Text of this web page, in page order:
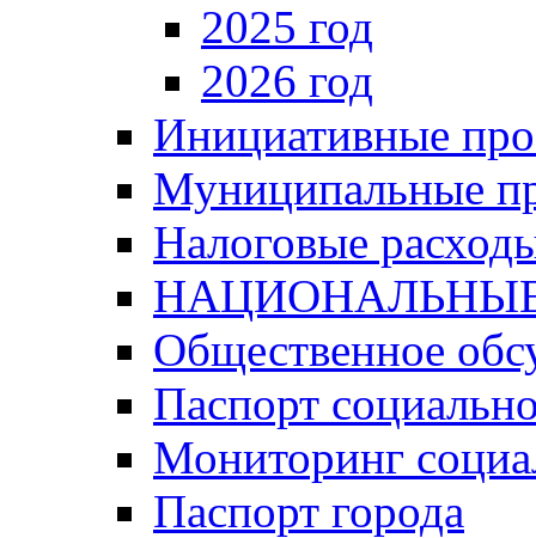
2025 год
2026 год
Инициативные
Муниципальные
Налоговые
Общественное
Паспорт
Мониторинг
Паспорт города